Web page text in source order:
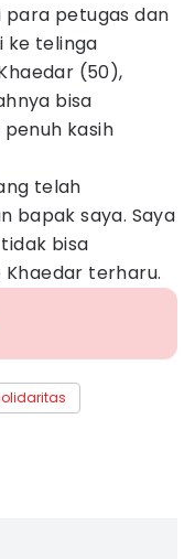
para petugas dan
ke telinga
(50),
bisa
kasih
telah
bapak saya. Saya
bisa
terharu.